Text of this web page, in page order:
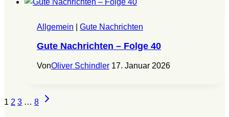
Allgemein Gute Nachrichten
Gute Nachrichten – Folge 40
VonOliver Schindler 17. Januar 2026
Seitennavigation
1 2 3 … 8
Nächste